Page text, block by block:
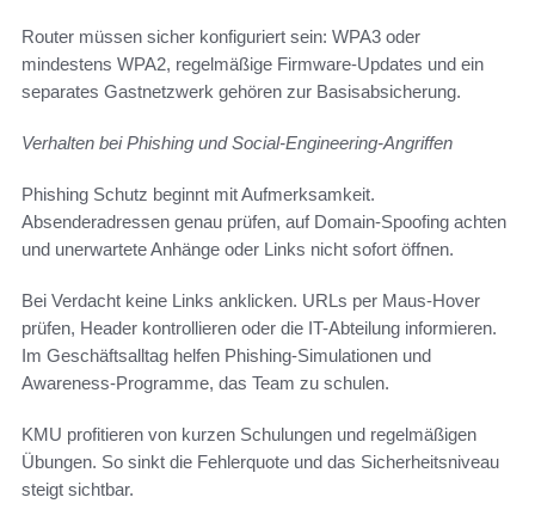
Router müssen sicher konfiguriert sein: WPA3 oder
mindestens WPA2, regelmäßige Firmware-Updates und ein
separates Gastnetzwerk gehören zur Basisabsicherung.
Verhalten bei Phishing und Social-Engineering-Angriffen
Phishing Schutz beginnt mit Aufmerksamkeit.
Absenderadressen genau prüfen, auf Domain-Spoofing achten
und unerwartete Anhänge oder Links nicht sofort öffnen.
Bei Verdacht keine Links anklicken. URLs per Maus-Hover
prüfen, Header kontrollieren oder die IT-Abteilung informieren.
Im Geschäftsalltag helfen Phishing-Simulationen und
Awareness-Programme, das Team zu schulen.
KMU profitieren von kurzen Schulungen und regelmäßigen
Übungen. So sinkt die Fehlerquote und das Sicherheitsniveau
steigt sichtbar.